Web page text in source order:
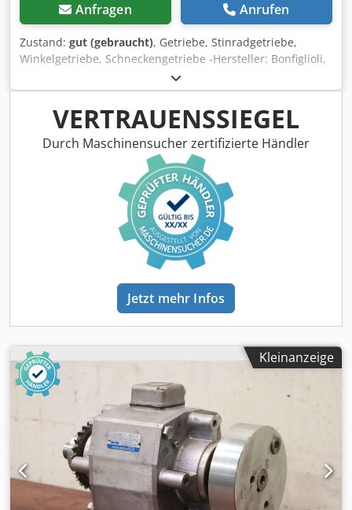
Anfragen Anrufen
Zustand: gut (gebraucht), Getriebe, Stinradgetriebe,
Winkelgetriebe, Schneckengetriebe -Hersteller: Bonfiglioli,
Getriebe Typ MVF 30/F Codowa R Dgjpfx Alcoha
-Übersetzung: i= 60 -Hohlwellen: Ø 11 x 24 mm / Ø 14 x 55
mm -Abmessungen: 100/95/H115 mm -Gewicht: 1,1 kg
VERTRAUENSSIEGEL
Durch Maschinensucher zertifizierte Händler
Jetzt mehr Infos
Kleinanzeige